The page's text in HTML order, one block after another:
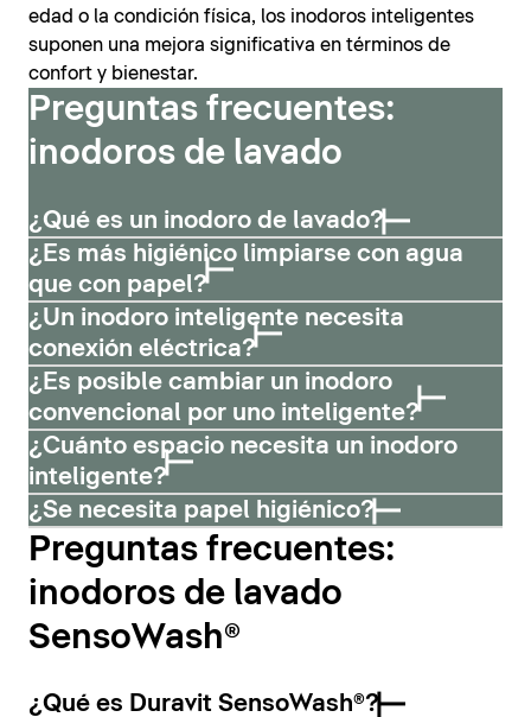
edad o la condición física, los inodoros inteligentes
suponen una mejora significativa en términos de
confort y bienestar.
Preguntas frecuentes:
inodoros de lavado
¿Qué es un inodoro de lavado?
¿Es más higiénico limpiarse con agua
que con papel?
¿Un inodoro inteligente necesita
conexión eléctrica?
¿Es posible cambiar un inodoro
convencional por uno inteligente?
¿Cuánto espacio necesita un inodoro
inteligente?
¿Se necesita papel higiénico?
Preguntas frecuentes:
inodoros de lavado
SensoWash®
¿Qué es Duravit SensoWash®?